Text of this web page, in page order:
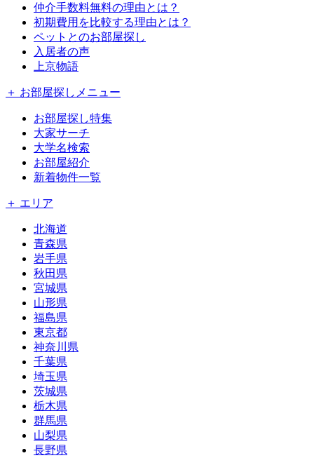
仲介手数料無料の理由とは？
初期費用を比較する理由とは？
ペットとのお部屋探し
入居者の声
上京物語
＋ お部屋探しメニュー
お部屋探し特集
大家サーチ
大学名検索
お部屋紹介
新着物件一覧
＋ エリア
北海道
青森県
岩手県
秋田県
宮城県
山形県
福島県
東京都
神奈川県
千葉県
埼玉県
茨城県
栃木県
群馬県
山梨県
長野県